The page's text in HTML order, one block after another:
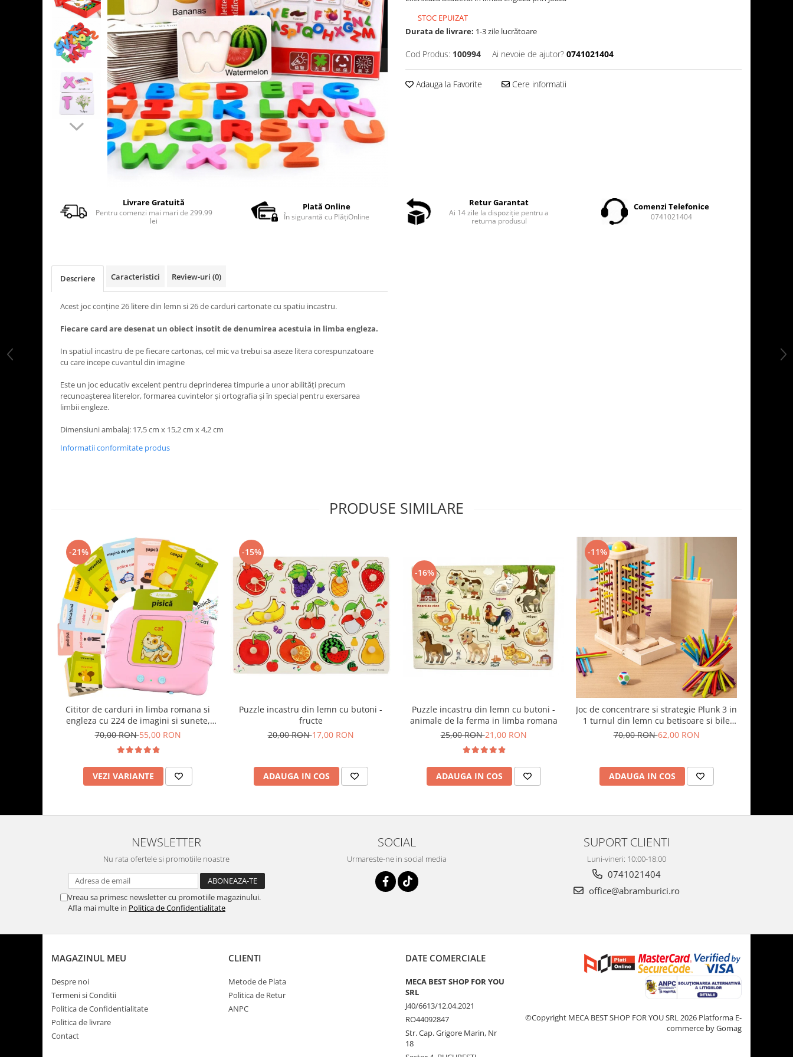
STOC EPUIZAT
Durata de livrare: 1-3 zile lucrătoare
Cod Produs: 100994 Ai nevoie de ajutor? 0741021404
Adauga la Favorite Cere informatii
Livrare Gratuită
Pentru comenzi mai mari de 299.99
lei
Plată Online
În sigurantă cu PlățiOnline
Retur Garantat
Ai 14 zile la dispoziție pentru a
returna produsul
Comenzi Telefonice
0741021404
Descriere Caracteristici Review-uri (0)
Acest joc conţine 26 litere din lemn si 26 de carduri cartonate cu spatiu incastru.
Fiecare card are desenat un obiect insotit de denumirea acestuia in limba engleza.
In spatiul incastru de pe fiecare cartonas, cel mic va trebui sa aseze litera corespunzatoare
cu care incepe cuvantul din imagine
Este un joc educativ excelent pentru deprinderea timpurie a unor abilităţi precum
recunoașterea literelor, formarea cuvintelor și ortografia şi în special pentru exersarea
limbii engleze.
Dimensiuni ambalaj: 17,5 cm x 15,2 cm x 4,2 cm
Informatii conformitate produs
PRODUSE SIMILARE
-21%
Cititor de carduri in limba romana si
engleza cu 224 de imagini si sunete,
incarcare USB
70,00 RON55,00 RON
VEZI VARIANTE
-15%
Puzzle incastru din lemn cu butoni -
fructe
20,00 RON17,00 RON
ADAUGA IN COS
-16%
Puzzle incastru din lemn cu butoni -
animale de la ferma in limba romana
25,00 RON21,00 RON
ADAUGA IN COS
-11%
Joc de concentrare si strategie Plunk 3 in
1 turnul din lemn cu betisoare si bile
colorate
70,00 RON62,00 RON
ADAUGA IN COS
NEWSLETTER
Nu rata ofertele si promotiile noastre
Vreau sa primesc newsletter cu promotiile magazinului.
Afla mai multe in Politica de Confidentialitate
SOCIAL
Urmareste-ne in social media
SUPORT CLIENTI
Luni-vineri: 10:00-18:00
0741021404
office@abramburici.ro
MAGAZINUL MEU
Despre noi
Termeni si Conditii
Politica de Confidentialitate
Politica de livrare
Contact
CLIENTI
Metode de Plata
Politica de Retur
ANPC
DATE COMERCIALE
MECA BEST SHOP FOR YOU
SRL
J40/6613/12.04.2021
RO44092847
Str. Cap. Grigore Marin, Nr
18
©Copyright MECA BEST SHOP FOR YOU SRL 2026 Platforma E-
commerce by Gomag